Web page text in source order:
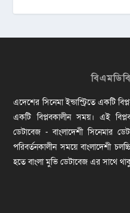
এদেশের সিনেমা ইন্ডাস্ট্রিতে একটি
একটি বিপ্লবকালীন সময়। এই
ডেটাবেজ - বাংলাদেশী সিনেমার
পরিবর্তনকালীন সময়ে বাংলাদেশী
হতে বাংলা মুভি ডেটাবেজ এর সাথে